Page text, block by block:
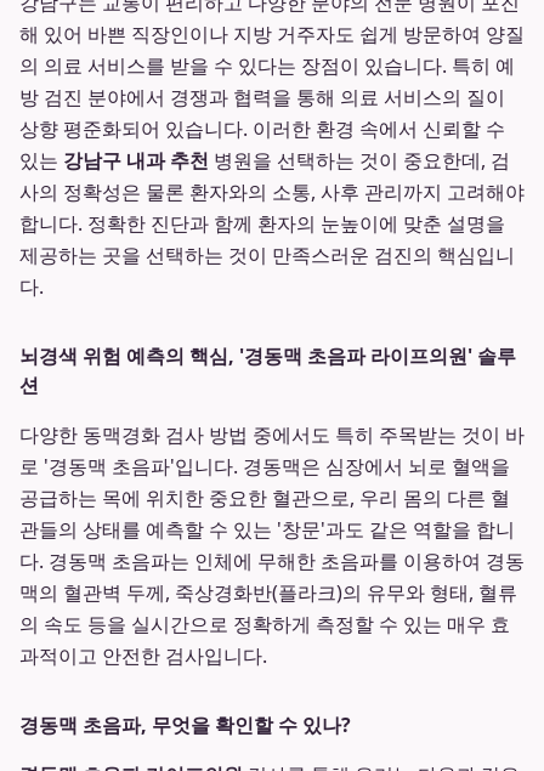
해 있어 바쁜 직장인이나 지방 거주자도 쉽게 방문하여 양질
의 의료 서비스를 받을 수 있다는 장점이 있습니다. 특히 예
방 검진 분야에서 경쟁과 협력을 통해 의료 서비스의 질이
상향 평준화되어 있습니다. 이러한 환경 속에서 신뢰할 수
있는 강남구 내과 추천 병원을 선택하는 것이 중요한데, 검
사의 정확성은 물론 환자와의 소통, 사후 관리까지 고려해야
합니다. 정확한 진단과 함께 환자의 눈높이에 맞춘 설명을
제공하는 곳을 선택하는 것이 만족스러운 검진의 핵심입니
다.
뇌경색 위험 예측의 핵심, '경동맥 초음파 라이프의원' 솔루
션
다양한 동맥경화 검사 방법 중에서도 특히 주목받는 것이 바
로 '경동맥 초음파'입니다. 경동맥은 심장에서 뇌로 혈액을
공급하는 목에 위치한 중요한 혈관으로, 우리 몸의 다른 혈
관들의 상태를 예측할 수 있는 '창문'과도 같은 역할을 합니
다. 경동맥 초음파는 인체에 무해한 초음파를 이용하여 경동
맥의 혈관벽 두께, 죽상경화반(플라크)의 유무와 형태, 혈류
의 속도 등을 실시간으로 정확하게 측정할 수 있는 매우 효
과적이고 안전한 검사입니다.
경동맥 초음파, 무엇을 확인할 수 있나?